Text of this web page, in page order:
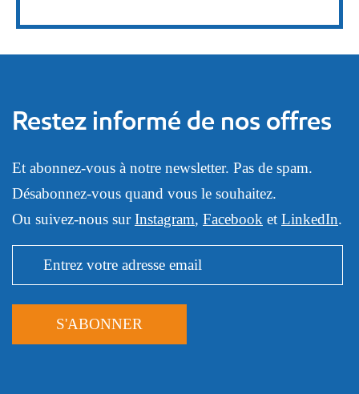
Restez informé de nos offres
Et abonnez-vous à notre newsletter. Pas de spam.
Désabonnez-vous quand vous le souhaitez.
Ou suivez-nous surInstagram, Facebook et LinkedIn.